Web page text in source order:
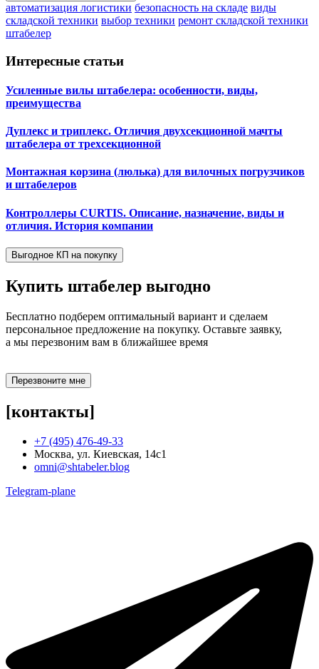
автоматизация логистики безопасность на складе виды
складской техники выбор техники ремонт складской техники
штабелер
Интересные статьи
Усиленные вилы штабелера: особенности, виды,
преимущества
Дуплекс и триплекс. Отличия двухсекционной мачты
штабелера от трехсекционной
Монтажная корзина (люлька) для вилочных погрузчиков
и штабелеров
Контроллеры CURTIS. Описание, назначение, виды и
отличия. История компании
Выгодное КП на покупку
Купить штабелер выгодно
Бесплатно подберем оптимальный вариант и сделаем
персональное предложение на покупку. Оставьте заявку,
а мы перезвоним вам в ближайшее время
Перезвоните мне
[контакты]
+7 (495) 476-49-33
Москва, ул. Киевская, 14с1
omni@shtabeler.blog
Telegram-plane